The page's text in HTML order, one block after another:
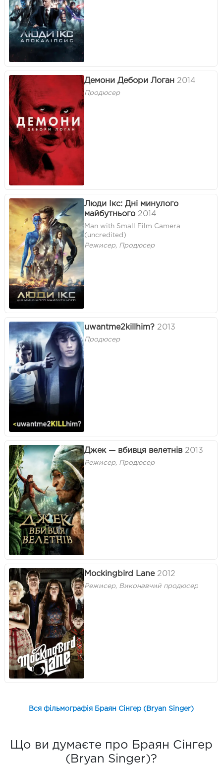
Демони Дебори Логан 2014
Продюсер
Люди Ікс: Дні минулого
майбутнього 2014
Man with Small Film Camera
(uncredited)
Режисер, Продюсер
uwantme2killhim? 2013
Продюсер
Джек — вбивця велетнів 2013
Режисер, Продюсер
Mockingbird Lane 2012
Режисер, Виконавчий продюсер
Вся фільмографія Браян Сінгер (Bryan Singer)
Що ви думаєте про Браян Сінгер
(Bryan Singer)?